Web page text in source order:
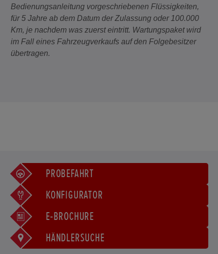
Bedienungsanleitung vorgeschriebenen Flüssigkeiten,
für 5 Jahre ab dem Datum der Zulassung oder 100.000
Km, je nachdem was zuerst eintritt. Wartungspaket wird
im Fall eines Fahrzeugverkaufs auf den Folgebesitzer
übertragen.
PROBEFAHRT
KONFIGURATOR
E-BROCHURE
HÄNDLERSUCHE